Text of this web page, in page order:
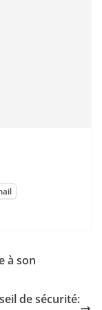
à son
de sécurité: